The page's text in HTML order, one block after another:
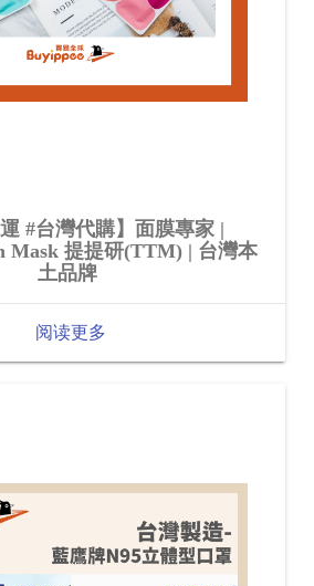
運 #台灣代購】面膜專家 |
Mask 提提研(TTM) | 台灣本
土品牌
阅读更多